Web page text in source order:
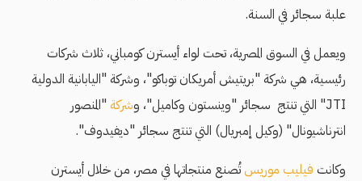
علبة سجائر في السنة.
ويعمل في السوق المصرية، تحت لواء أيسترن كومباني، ثلاث شركات
رئيسية، هي شركة "بريتيش أمريكان توباكو"، وشركة "اليابانية الدولية
JTI" التي تنتج سجائر "وينستون وكاميل"، و
شركة "المنصور
انترناشيونال" (وكيل إمبريال) التي تنتج سجائر "ديفيدوف".
وكانت فيليب موريستُصنع منتجاتها في مصر، من خلال أيسترن